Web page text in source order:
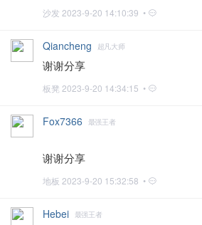
沙发 2023-9-20 14:10:39 •
Qiancheng 超凡大师
谢谢分享
板凳 2023-9-20 14:34:15 •
Fox7366 最强王者
谢谢分享
地板 2023-9-20 15:32:58 •
Hebei 最强王者